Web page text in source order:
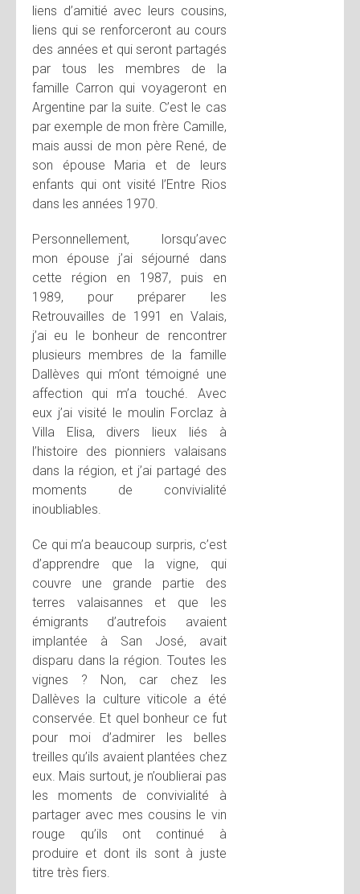
liens d’amitié avec leurs cousins,
liens qui se renforceront au cours
des années et qui seront partagés
par tous les membres de la
famille Carron qui voyageront en
Argentine par la suite. C’est le cas
par exemple de mon frère Camille,
mais aussi de mon père René, de
son épouse Maria et de leurs
enfants qui ont visité l’Entre Rios
dans les années 1970.
Personnellement, lorsqu’avec
mon épouse j’ai séjourné dans
cette région en 1987, puis en
1989, pour préparer les
Retrouvailles de 1991 en Valais,
j’ai eu le bonheur de rencontrer
plusieurs membres de la famille
Dallèves qui m’ont témoigné une
affection qui m’a touché. Avec
eux j’ai visité le moulin Forclaz à
Villa Elisa, divers lieux liés à
l’histoire des pionniers valaisans
dans la région, et j’ai partagé des
moments de convivialité
inoubliables.
Ce qui m’a beaucoup surpris, c’est
d’apprendre que la vigne, qui
couvre une grande partie des
terres valaisannes et que les
émigrants d’autrefois avaient
implantée à San José, avait
disparu dans la région. Toutes les
vignes ? Non, car chez les
Dallèves la culture viticole a été
conservée. Et quel bonheur ce fut
pour moi d’admirer les belles
treilles qu’ils avaient plantées chez
eux. Mais surtout, je n’oublierai pas
les moments de convivialité à
partager avec mes cousins le vin
rouge qu’ils ont continué à
produire et dont ils sont à juste
titre très fiers.